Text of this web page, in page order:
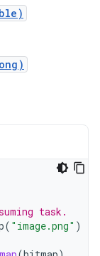
task.
( "image.png" )